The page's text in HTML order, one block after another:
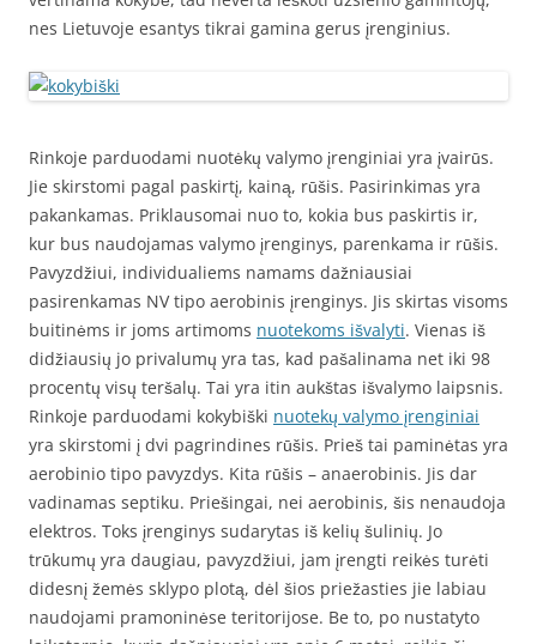
nes Lietuvoje esantys tikrai gamina gerus įrenginius.
Rinkoje parduodami nuotėkų valymo įrenginiai yra įvairūs.
Jie skirstomi pagal paskirtį, kainą, rūšis. Pasirinkimas yra
pakankamas. Priklausomai nuo to, kokia bus paskirtis ir,
kur bus naudojamas valymo įrenginys, parenkama ir rūšis.
Pavyzdžiui, individualiems namams dažniausiai
pasirenkamas NV tipo aerobinis įrenginys. Jis skirtas visoms
buitinėms ir joms artimoms nuotekoms išvalyti. Vienas iš
didžiausių jo privalumų yra tas, kad pašalinama net iki 98
procentų visų teršalų. Tai yra itin aukštas išvalymo laipsnis.
Rinkoje parduodami kokybiški nuotekų valymo įrenginiai
yra skirstomi į dvi pagrindines rūšis. Prieš tai paminėtas yra
aerobinio tipo pavyzdys. Kita rūšis – anaerobinis. Jis dar
vadinamas septiku. Priešingai, nei aerobinis, šis nenaudoja
elektros. Toks įrenginys sudarytas iš kelių šulinių. Jo
trūkumų yra daugiau, pavyzdžiui, jam įrengti reikės turėti
didesnį žemės sklypo plotą, dėl šios priežasties jie labiau
naudojami pramoninėse teritorijose. Be to, po nustatyto